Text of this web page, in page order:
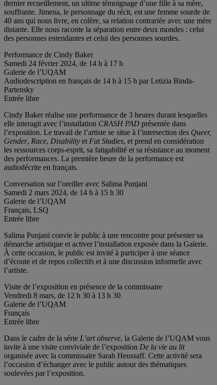
dernier recueillement, un ultime témoignage d’une fille à sa mère,
souffrante. Jimena, le personnage du récit, est une femme sourde de
40 ans qui nous livre, en colère, sa relation contrariée avec une mère
distante. Elle nous raconte la séparation entre deux mondes : celui
des personnes entendantes et celui des personnes sourdes.
Performance de Cindy Baker
Samedi 24 février 2024, de 14 h à 17 h
Galerie de l’UQAM
Audiodescription en français de 14 h à 15 h par Letizia Binda-
Partensky
Entrée libre
Cindy Baker réalise une performance de 3 heures durant lesquelles
elle interagit avec l’installation CRASH PAD présentée dans
l’exposition. Le travail de l’artiste se situe à l’intersection des Queer,
Gender, Race, Disability et Fat Studies, et prend en considération
les ressources corps-esprit, sa fatigabilité et sa résistance au moment
des performances. La première heure de la performance est
audiodécrite en français.
Conversation sur l’oreiller avec Salima Punjani
Samedi 2 mars 2024, de 14 h à 15 h 30
Galerie de l’UQAM
Français, LSQ
Entrée libre
Salima Punjani convie le public à une rencontre pour présenter sa
démarche artistique et activer l’installation exposée dans la Galerie.
À cette occasion, le public est invité à participer à une séance
d’écoute et de repos collectifs et à une discussion informelle avec
l’artiste.
Visite de l’exposition en présence de la commissaire
Vendredi 8 mars, de 12 h 30 à 13 h 30
Galerie de l’UQAM
Français
Entrée libre
Dans le cadre de la série L’art observe, la Galerie de l’UQAM vous
invite à une visite conviviale de l’exposition De la vie au lit
organisée avec la commissaire Sarah Heussaff. Cette activité sera
l’occasion d’échanger avec le public autour des thématiques
soulevées par l’exposition.